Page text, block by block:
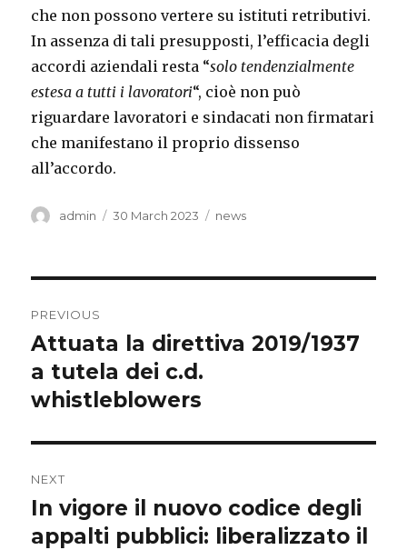
che non possono vertere su istituti retributivi.
In assenza di tali presupposti, l’efficacia degli
accordi aziendali resta “solo tendenzialmente
estesa a tutti i lavoratori“, cioè non può
riguardare lavoratori e sindacati non firmatari
che manifestano il proprio dissenso
all’accordo.
Author
admin
Posted
30 March 2023 Categories
news
navigation
PREVIOUS
Previous
post:
Attuata la direttiva 2019/1937
a tutela dei c.d.
whistleblowers
NEXT
Next
post:
In vigore il nuovo codice degli
appalti pubblici: liberalizzato il